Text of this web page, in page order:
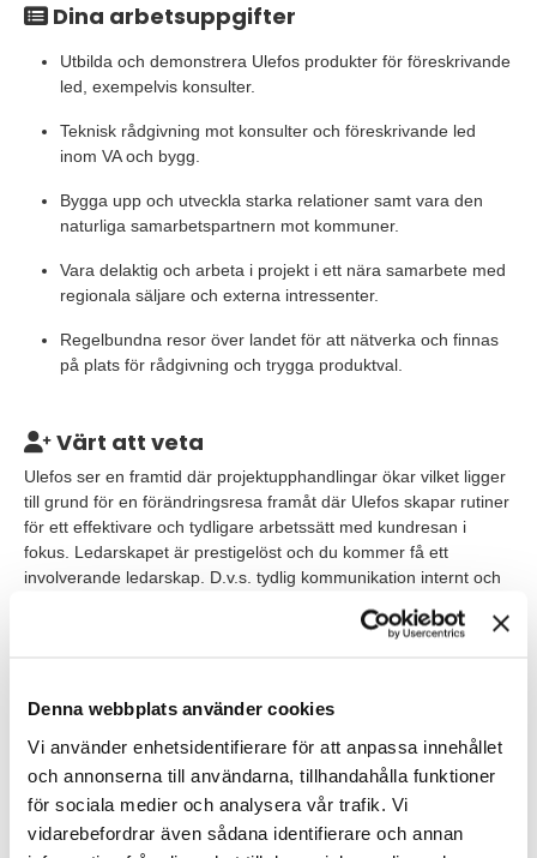
Denna webbplats använder cookies
Vi använder enhetsidentifierare för att anpassa innehållet
och annonserna till användarna, tillhandahålla funktioner
för sociala medier och analysera vår trafik. Vi
vidarebefordrar även sådana identifierare och annan
Dina arbetsuppgifter
Utbilda och demonstrera Ulefos produkter för föreskrivande
led, exempelvis konsulter.
Teknisk rådgivning mot konsulter och föreskrivande led
inom VA och bygg.
Bygga upp och utveckla starka relationer samt vara den
naturliga samarbetspartnern mot kommuner.
Vara delaktig och arbeta i projekt i ett nära samarbete med
regionala säljare och externa intressenter.
Regelbundna resor över landet för att nätverka och finnas
på plats för rådgivning och trygga produktval.
Värt att veta
Ulefos ser en framtid där projektupphandlingar ökar vilket ligger
till grund för en förändringsresa framåt där Ulefos skapar rutiner
för ett effektivare och tydligare arbetssätt med kundresan i
fokus. Ledarskapet är prestigelöst och du kommer få ett
involverande ledarskap. D.v.s. tydlig kommunikation internt och
innesäljare. Samarbete kommer att ske med distriktssäljare som
huvudkontoret ligger i Göteborg.
Våra förväntningar
Vi söker dig som har erfarenhet av försäljning och en teknisk